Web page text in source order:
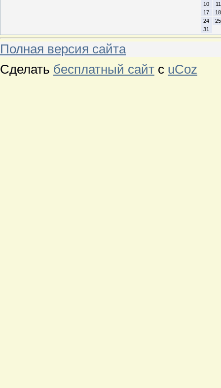
10
11
17
18
24
25
31
Полная версия сайта
Сделать бесплатный сайт с uCoz